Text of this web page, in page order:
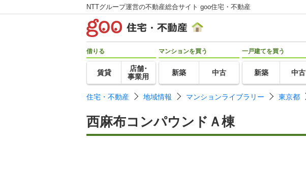
NTTグループ運営の不動産総合サイト goo住宅・不動産
借りる
賃貸
店舗･
事業用
マンションを買う
新築 中古
一戸建てを買う
新築 中古
住宅・不動産 地域情報 マンションライブラリー 東京都
西麻布コンパウンドＡ棟